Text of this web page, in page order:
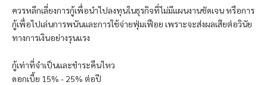
ควรหลีกเลี่ยงการกู้เพื่อนำไปลงทุนในธุรกิจที่ไม่มีแผนงานชัดเจน หรือการ
กู้เพื่อไปเล่นการพนันและการใช้จ่ายฟุ่มเฟือย เพราะจะส่งผลเสียต่อวินัย
ทางการเงินอย่างรุนแรง
กู้เท่าที่จำเป็นและชำระคืนไหว
ดอกเบี้ย 15% - 25% ต่อปี